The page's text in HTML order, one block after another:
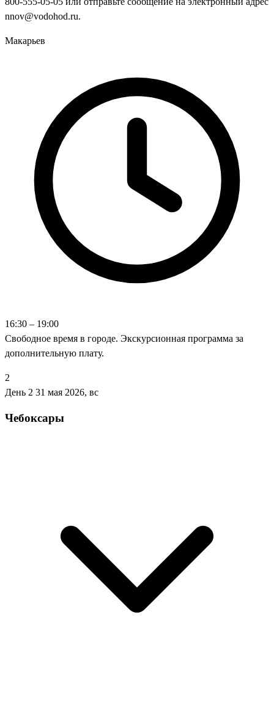
nnov@vodohod.ru.
Макарьев
16:30 – 19:00
Свободное время в городе. Экскурсионная программа за
дополнительную плату.
2
День 2 31 мая 2026, вс
Чебоксары